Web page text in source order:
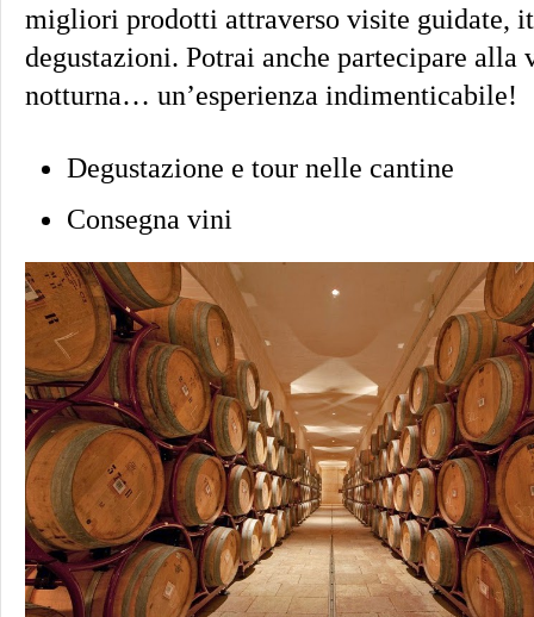
migliori prodotti attraverso visite guidate,
degustazioni. Potrai anche partecipare alla
notturna… un’esperienza indimenticabile!
Degustazione e tour nelle cantine
Consegna vini